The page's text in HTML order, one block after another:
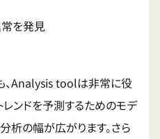
を発見
、Analysis toolは非常に役
レンドを予測するためのモデ
析の幅が広がります。さら